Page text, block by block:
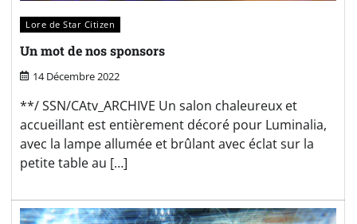
Lore de Star Citizen
Un mot de nos sponsors
14 Décembre 2022
**/ SSN/CAtv_ARCHIVE Un salon chaleureux et
accueillant est entièrement décoré pour Luminalia,
avec la lampe allumée et brûlant avec éclat sur la
petite table au […]